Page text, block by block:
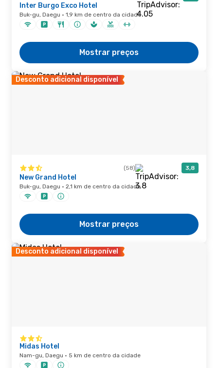
Inter Burgo Exco Hotel
Buk-gu, Daegu · 1,9 km de centro da cidade
Mostrar preços
Desconto adicional disponível
(58) 3,8
New Grand Hotel
Buk-gu, Daegu · 2,1 km de centro da cidade
Mostrar preços
Desconto adicional disponível
Midas Hotel
Nam-gu, Daegu · 5 km de centro da cidade